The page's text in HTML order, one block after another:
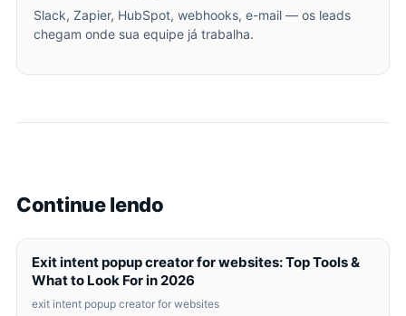
Slack, Zapier, HubSpot, webhooks, e-mail — os leads
chegam onde sua equipe já trabalha.
Continue lendo
Exit intent popup creator for websites: Top Tools &
What to Look For in 2026
exit intent popup creator for websites